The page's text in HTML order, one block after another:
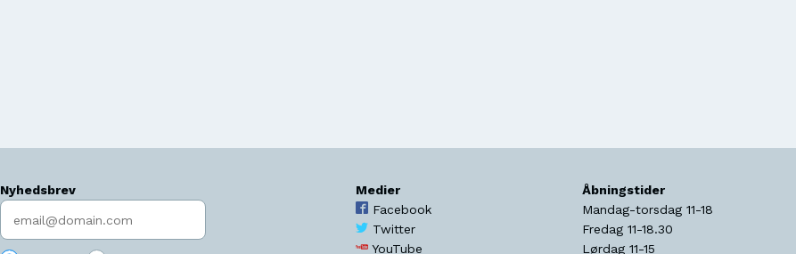
Nyhedsbrev
Indtast søgeord
Medier
Facebook
Twitter
YouTube
Åbningstider
Mandag-torsdag 11-18
Fredag 11-18.30
Lørdag 11-15